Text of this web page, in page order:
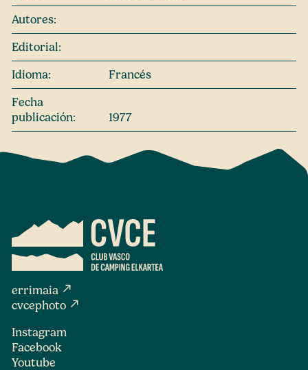
Autores:
Editorial:
Idioma:
Francés
Fecha
publicación:
1977
errimaia north_east
cvcephoto north_east
Instagram
Facebook
Youtube